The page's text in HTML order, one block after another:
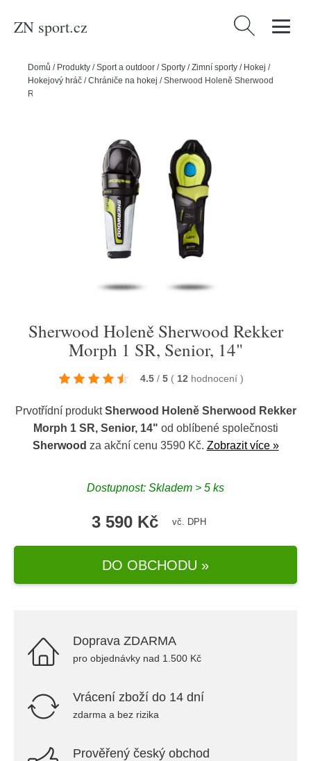
ZN sport.cz Vyhledávání
Domů / Produkty /Sport a outdoor /Sporty /Zimní sporty / Hokej /
Hokejový hráč /Chrániče na hokej /Sherwood Holeně Sherwood
Rekker Morph 1 SR, Senior, 14"
Sherwood Holeně Sherwood Rekker
Morph 1 SR, Senior, 14"
4.5 / 5 ( 12 hodnocení )
Prvotřídní produktSherwood Holeně Sherwood Rekker
Morph 1 SR, Senior, 14" od oblíbené společnosti
Sherwood za akční cenu 3590 Kč. Zobrazit více »
Dostupnost: Skladem > 5 ks
3 590 Kč vč. DPH
DO OBCHODU »
Doprava ZDARMA
pro objednávky nad 1.500 Kč
Vrácení zboží do 14 dní
zdarma a bez rizika
Prověřený český obchod